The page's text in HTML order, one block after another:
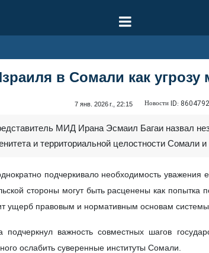
в Сомали как
7 янв. 2026 г., 22:15 Новости ID:
МИД Ирана Эсмаил Багаи назвал
и территориальной целостности Сомали
подчеркивало необходимость
стороны могут быть расценены как
ущерб правовым и нормативным основам
подчеркнул важность совместных шагов
ослабить суверенные институты Сомали.